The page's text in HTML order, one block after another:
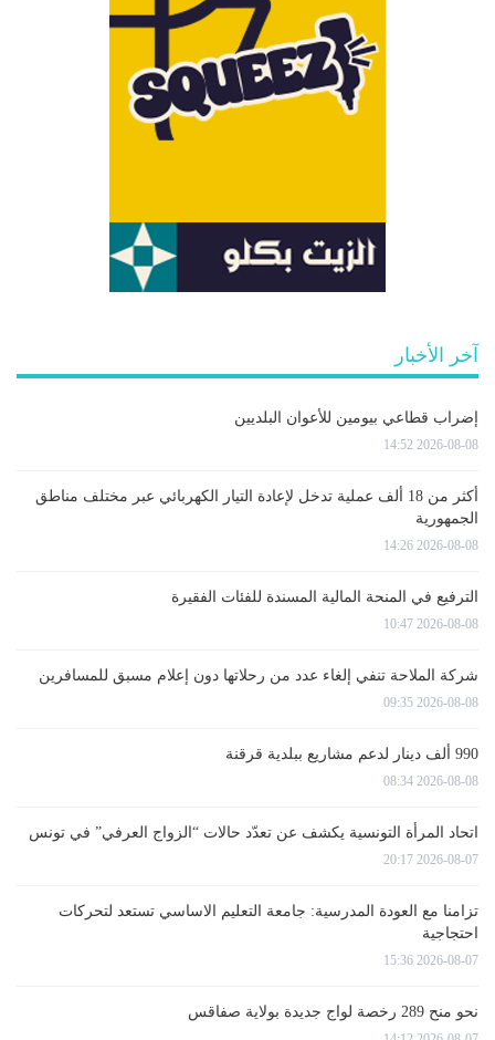
آخر الأخبار
إضراب قطاعي بيومين للأعوان البلديين
2026-08-08 14:52
أكثر من 18 ألف عملية تدخل لإعادة التيار الكهربائي عبر مختلف مناطق
الجمهورية
2026-08-08 14:26
الترفيع في المنحة المالية المسندة للفئات الفقيرة
2026-08-08 10:47
شركة الملاحة تنفي إلغاء عدد من رحلاتها دون إعلام مسبق للمسافرين
2026-08-08 09:35
990 ألف دينار لدعم مشاريع ببلدية قرقنة
2026-08-08 08:34
اتحاد المرأة التونسية يكشف عن تعدّد حالات “الزواج العرفي” في تونس
2026-08-07 20:17
تزامنا مع العودة المدرسية: جامعة التعليم الاساسي تستعد لتحركات
احتجاجية
2026-08-07 15:36
نحو منح 289 رخصة لواج جديدة بولاية صفاقس